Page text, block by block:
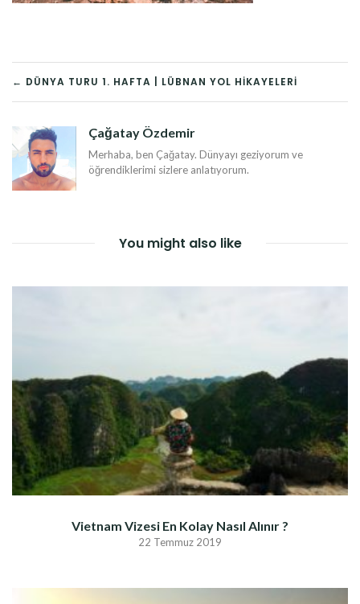
YAZI
DOLAŞIMI
← DÜNYA TURU 1. HAFTA | LÜBNAN YOL HIKAYELERI
Çağatay Özdemir
Merhaba, ben Çağatay. Dünyayı geziyorum ve
öğrendiklerimi sizlere anlatıyorum.
You might also like
Vietnam Vizesi En Kolay Nasıl Alınır ?
22 Temmuz 2019